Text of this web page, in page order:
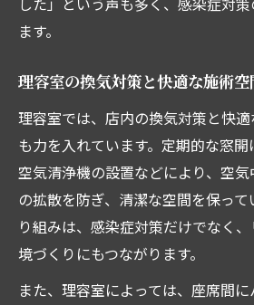
ます。
理容室の換気対策と快適な施術
理容室では、店内の換気対策と快
も力を入れています。定期的な窓開
空気清浄機の設置などにより、空
の拡散を防ぎ、清潔な空間を保っ
り組みは、感染症対策だけでなく
境づくりにもつながります。
また、理容室によっては、座席間